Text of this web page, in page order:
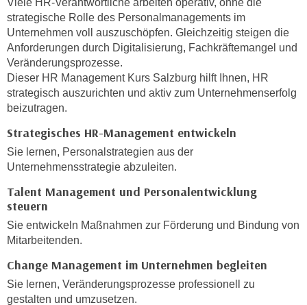
Viele HR-Verantwortliche arbeiten operativ, ohne die
strategische Rolle des Personalmanagements im
Unternehmen voll auszuschöpfen. Gleichzeitig steigen die
Anforderungen durch Digitalisierung, Fachkräftemangel und
Veränderungsprozesse.
Dieser HR Management Kurs Salzburg hilft Ihnen, HR
strategisch auszurichten und aktiv zum Unternehmenserfolg
beizutragen.
Strategisches HR-Management entwickeln
Sie lernen, Personalstrategien aus der
Unternehmensstrategie abzuleiten.
Talent Management und Personalentwicklung
steuern
Sie entwickeln Maßnahmen zur Förderung und Bindung von
Mitarbeitenden.
Change Management im Unternehmen begleiten
Sie lernen, Veränderungsprozesse professionell zu
gestalten und umzusetzen.
d
e
n
w
i
r
z
i
e
l
i
e
n
t
i
e
n
E
U
-
U
S
A
t
e
r
w
o
r
e
n